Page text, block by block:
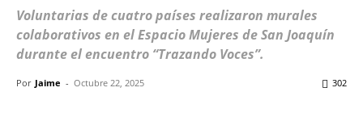
Voluntarias de cuatro países realizaron murales
colaborativos en el Espacio Mujeres de San Joaquín
durante el encuentro “Trazando Voces”.
Por Jaime - Octubre 22, 2025 302